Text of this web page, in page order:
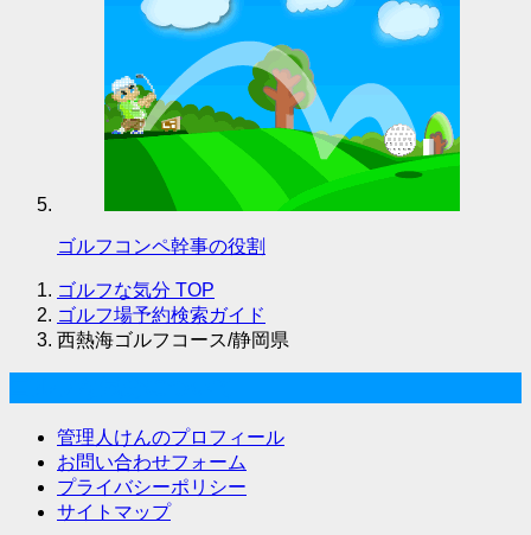
ゴルフコンペ幹事の役割
ゴルフな気分 TOP
ゴルフ場予約検索ガイド
西熱海ゴルフコース/静岡県
管理人けんのプロフィール
お問い合わせフォーム
プライバシーポリシー
サイトマップ